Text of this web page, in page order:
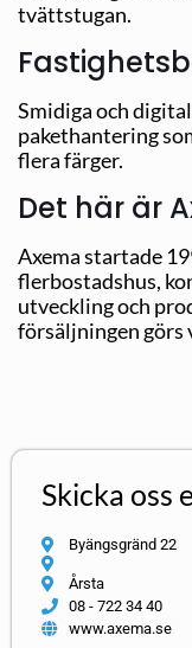
tvättstugan.
Smidiga och
pakethantering
flera färger.
Det här är
Axema startade
flerbostadshus,
utveckling och
försäljningen görs
Skicka oss
Byängsgränd 22
Årsta
08 - 722 34 40
www.axema.se